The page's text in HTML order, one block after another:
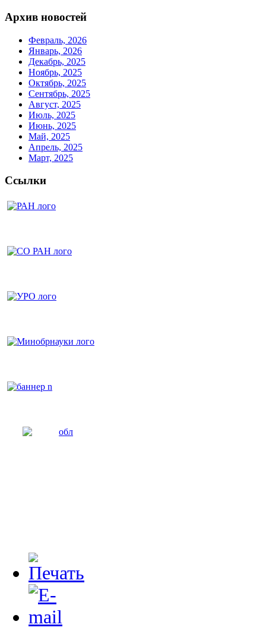
Архив новостей
Февраль, 2026
Январь, 2026
Декабрь, 2025
Ноябрь, 2025
Октябрь, 2025
Сентябрь, 2025
Август, 2025
Июль, 2025
Июнь, 2025
Май, 2025
Апрель, 2025
Март, 2025
Ссылки